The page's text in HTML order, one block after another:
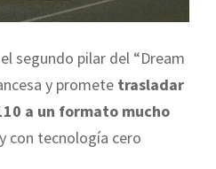
segundo pilar del “Dream
y promete trasladar
a un formato mucho
con tecnología cero